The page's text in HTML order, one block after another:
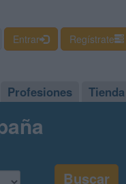
Entrar Regístrate
Profesiones Tienda